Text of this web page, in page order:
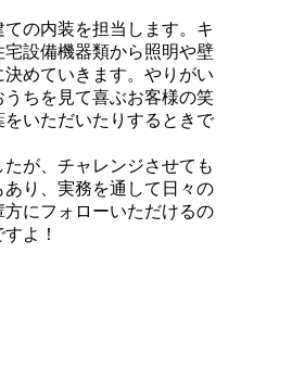
の内装を担当します。キ
設備機器類から照明や壁
めていきます。やりがい
ちを見て喜ぶお客様の笑
いただいたりするときで
が、チャレンジさせても
り、実務を通して日々の
にフォローいただけるの
よ！